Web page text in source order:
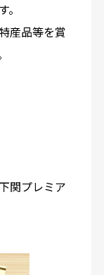
産品等を賞
関プレミア